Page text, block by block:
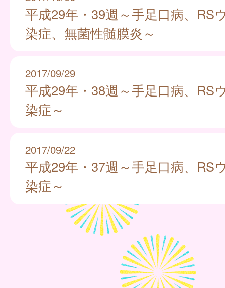
平成29年・39週～手足口病、RS
染症、無菌性髄膜炎～
2017/09/29
平成29年・38週～手足口病、RS
染症～
2017/09/22
平成29年・37週～手足口病、RS
染症～